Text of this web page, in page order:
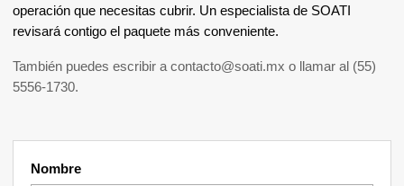
operación que necesitas cubrir. Un especialista de SOATI
revisará contigo el paquete más conveniente.
También puedes escribir a contacto@soati.mx o llamar al (55)
5556-1730.
Nombre